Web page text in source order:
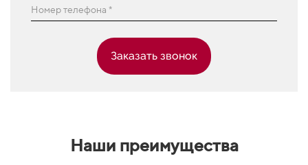
Номер телефона *
Заказать звонок
Наши преимущества